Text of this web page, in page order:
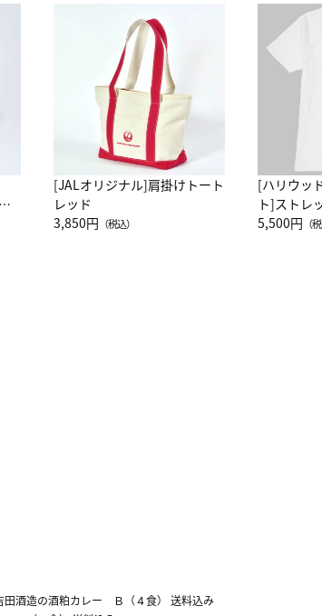
[JALオリジナル]肩掛けトート
レッド
3,850円 （税込）
[ハリウッ
ト]ストレ
ーネック
5,500円 （
酒造の酒粕カレー Ｂ（４食） 送料込み